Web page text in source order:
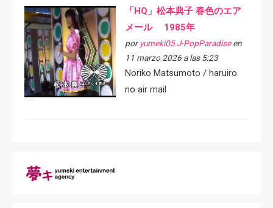
「HQ」松本典子 春色のエア
メール 1985年
por yumeki05 J-PopParadiseen
11 marzo 2026 a las 5:23
Noriko Matsumoto / haruiro
no air mail